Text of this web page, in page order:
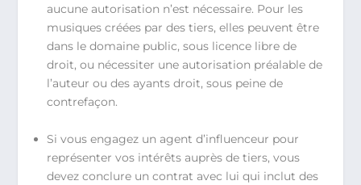
aucune autorisation n’est nécessaire. Pour les
musiques créées par des tiers, elles peuvent être
dans le domaine public, sous licence libre de
droit, ou nécessiter une autorisation préalable de
l’auteur ou des ayants droit, sous peine de
contrefaçon.
Si vous engagez un agent d’influenceur pour
représenter vos intérêts auprès de tiers, vous
devez conclure un contrat avec lui qui inclut des